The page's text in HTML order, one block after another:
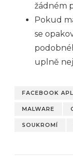
žádném
Pokud
se
uplně
FACEBOOK
MALWARE
SOUKROMÍ